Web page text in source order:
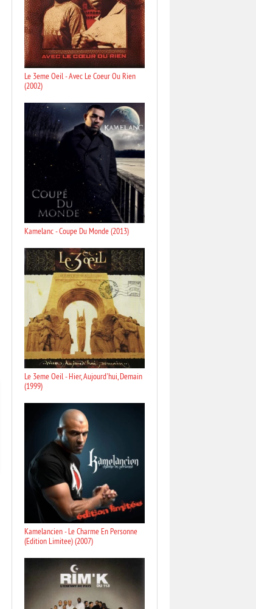
Le 3eme Oeil - Avec Le Coeur Ou Rien
(2002)
Kamelanc - Coupe Du Monde (2013)
Le 3eme Oeil - Hier, Aujourd'hui, Demain
(1999)
Kamelancien - Le Charme En Personne
(Edition Limitee) (2007)